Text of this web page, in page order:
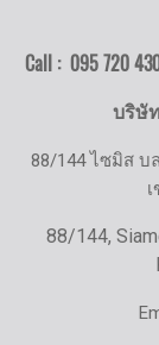
Call : 095 720
บริษัท
88/144 ไซมิส
88/144,